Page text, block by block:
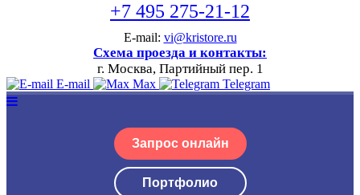
+7 495 275-21-12
E-mail: vi@kristore.ru
Схема проезда и контакты:
г. Москва, Партийный пер. 1
E-mail Max Telegram
Запрос онлайн
Портфолио